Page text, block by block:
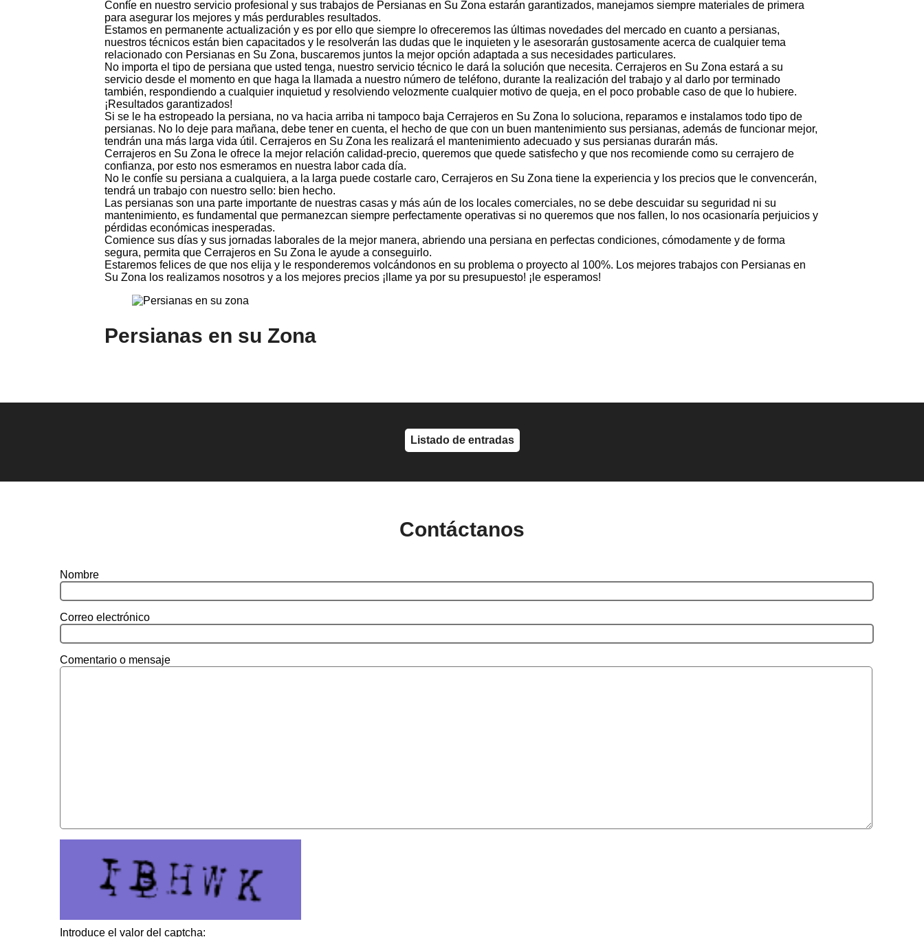
Confíe en nuestro servicio profesional y sus trabajos de Persianas en Su Zona estarán garantizados, manejamos siempre materiales de primera
para asegurar los mejores y más perdurables resultados.
Estamos en permanente actualización y es por ello que siempre lo ofreceremos las últimas novedades del mercado en cuanto a persianas,
nuestros técnicos están bien capacitados y le resolverán las dudas que le inquieten y le asesorarán gustosamente acerca de cualquier tema
relacionado con Persianas en Su Zona, buscaremos juntos la mejor opción adaptada a sus necesidades particulares.
No importa el tipo de persiana que usted tenga, nuestro servicio técnico le dará la solución que necesita. Cerrajeros en Su Zona estará a su
servicio desde el momento en que haga la llamada a nuestro número de teléfono, durante la realización del trabajo y al darlo por terminado
también, respondiendo a cualquier inquietud y resolviendo velozmente cualquier motivo de queja, en el poco probable caso de que lo hubiere.
¡Resultados garantizados!
Si se le ha estropeado la persiana, no va hacia arriba ni tampoco baja Cerrajeros en Su Zona lo soluciona, reparamos e instalamos todo tipo de
persianas. No lo deje para mañana, debe tener en cuenta, el hecho de que con un buen mantenimiento sus persianas, además de funcionar mejor,
tendrán una más larga vida útil. Cerrajeros en Su Zona les realizará el mantenimiento adecuado y sus persianas durarán más.
Cerrajeros en Su Zona le ofrece la mejor relación calidad-precio, queremos que quede satisfecho y que nos recomiende como su cerrajero de
confianza, por esto nos esmeramos en nuestra labor cada día.
No le confíe su persiana a cualquiera, a la larga puede costarle caro, Cerrajeros en Su Zona tiene la experiencia y los precios que le convencerán,
tendrá un trabajo con nuestro sello: bien hecho.
Las persianas son una parte importante de nuestras casas y más aún de los locales comerciales, no se debe descuidar su seguridad ni su
mantenimiento, es fundamental que permanezcan siempre perfectamente operativas si no queremos que nos fallen, lo nos ocasionaría perjuicios y
pérdidas económicas inesperadas.
Comience sus días y sus jornadas laborales de la mejor manera, abriendo una persiana en perfectas condiciones, cómodamente y de forma
segura, permita que Cerrajeros en Su Zona le ayude a conseguirlo.
Estaremos felices de que nos elija y le responderemos volcándonos en su problema o proyecto al 100%. Los mejores trabajos con Persianas en
Su Zona los realizamos nosotros y a los mejores precios ¡llame ya por su presupuesto! ¡le esperamos!
Persianas en su Zona
Listado de entradas
Contáctanos
Nombre
Correo electrónico
Comentario o mensaje
Introduce el valor del captcha: